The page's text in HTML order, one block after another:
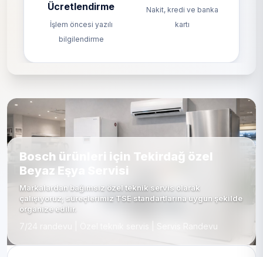
Ücretlendirme
İşlem öncesi yazılı
bilgilendirme
Nakit, kredi ve banka
kartı
Bosch ürünleri için Tekirdağ özel
Beyaz Eşya Servisi
Markalardan bağımsız özel teknik servis olarak
çalışıyoruz; süreçlerimiz TSE standartlarına uygun şekilde
organize edilir.
7/24 randevu | Özel teknik servis | Servis Randevu